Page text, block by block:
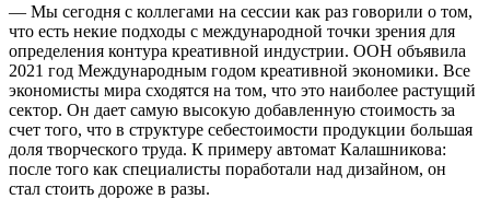
— Мы сегодня с коллегами на сессии как раз говорили о том,
что есть некие подходы с международной точки зрения для
определения контура креативной индустрии. ООН объявила
2021 год Международным годом креативной экономики. Все
экономисты мира сходятся на том, что это наиболее растущий
сектор. Он дает самую высокую добавленную стоимость за
счет того, что в структуре себестоимости продукции большая
доля творческого труда. К примеру автомат Калашникова:
после того как специалисты поработали над дизайном, он
стал стоить дороже в разы.